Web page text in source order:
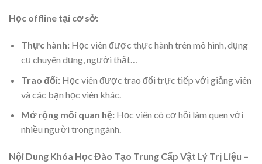
Học offline tại cơ sở:
Thực hành:Học viên được thực hành trên mô hình, dụng
cụ chuyên dụng, người thật…
Trao đổi:Học viên được trao đổi trực tiếp với giảng viên
và các bạn học viên khác.
Mở rộng mối quan hệ:Học viên có cơ hội làm quen với
nhiều người trong ngành.
Nội Dung Khóa Học Đào Tạo Trung Cấp Vật Lý Trị Liệu –